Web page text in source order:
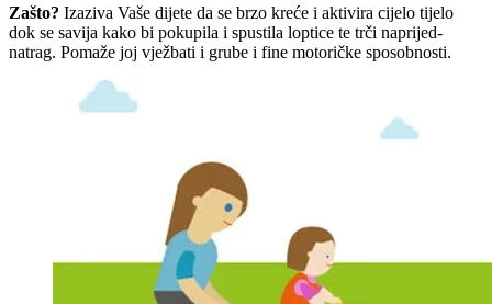
Zašto? Izaziva Vaše dijete da se brzo kreće i aktivira cijelo tijelo
dok se savija kako bi pokupila i spustila loptice te trči naprijed-
natrag. Pomaže joj vježbati i grube i fine motoričke sposobnosti.